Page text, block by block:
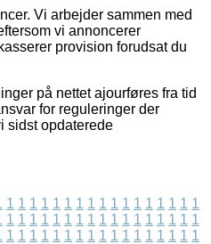
Vi arbejder sammen med
vi annoncerer
provision forudsat du
på nettet ajourføres fra tid
for reguleringer der
sidst opdaterede
1 1 1 1 1 1 1 1 1 1 1 1 1 1 1 1 1
1 1 1 1 1 1 1 1 1 1 1 1 1 1 1 1 1
1 1 1 1 1 1 1 1 1 1 1 1 1 1 1 1 1